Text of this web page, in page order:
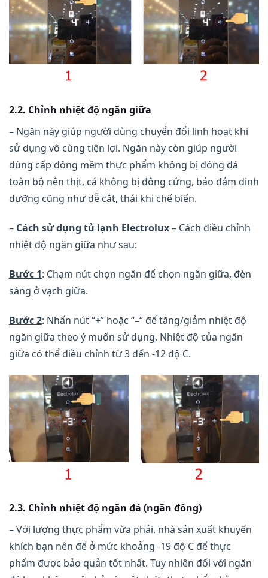
2.2. Chỉnh nhiệt độ ngăn giữa
– Ngăn này giúp người dùng chuyển đổi linh hoạt khi
sử dụng vô cùng tiện lợi. Ngăn này còn giúp người
dùng cấp đông mềm thực phẩm không bị đóng đá
toàn bộ nên thịt, cá không bị đông cứng, bảo đảm dinh
dưỡng cũng như dễ cắt, thái khi chế biến.
– Cách sử dụng tủ lạnh Electrolux– Cách điều chỉnh
nhiệt độ ngăn giữa như sau:
Bước 1: Chạm nút chọn ngăn để chọn ngăn giữa, đèn
sáng ở vạch giữa.
Bước 2: Nhấn nút “+” hoặc “–“ để tăng/giảm nhiệt độ
ngăn giữa theo ý muốn sử dụng. Nhiệt độ của ngăn
giữa có thể điều chỉnh từ 3 đến -12 độ C.
2.3. Chỉnh nhiệt độ ngăn đá (ngăn đông)
– Với lượng thực phẩm vừa phải, nhà sản xuất khuyến
khích bạn nên để ở mức khoảng -19 độ C để thực
phẩm được bảo quản tốt nhất. Tuy nhiên đối với ngăn